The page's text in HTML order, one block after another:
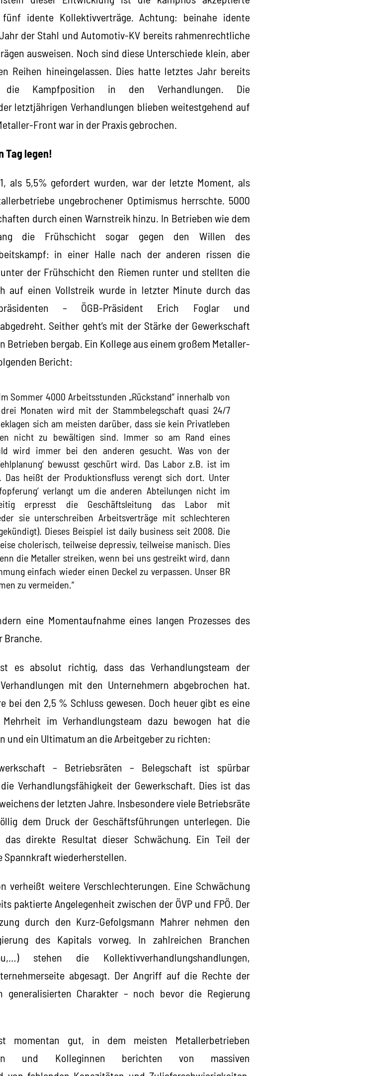
idente Kollektivverträge. Achtung: beinahe idente
der Stahl und Automotiv-KV bereits rahmenrechtliche
ausweisen. Noch sind diese Unterschiede klein, aber
Reihen hineingelassen. Dies hatte letztes Jahr bereits
die Kampfposition in den Verhandlungen. Die
letztjährigen Verhandlungen blieben weitestgehend auf
Front war in der Praxis gebrochen.
Tag legen!
als 5,5% gefordert wurden, war der letzte Moment, als
ungebrochener Optimismus herrschte. 5000
durch einen Warnstreik hinzu. In Betrieben wie dem
die Frühschicht sogar gegen den Willen des
in einer Halle nach der anderen rissen die
der Frühschicht den Riemen runter und stellten die
auf einen Vollstreik wurde in letzter Minute durch das
– ÖGB-Präsident Erich Foglar und
Seither geht’s mit der Stärke der Gewerkschaft
Betrieben bergab. Ein Kollege aus einem großem Metaller-
Bericht:
Sommer 4000 Arbeitsstunden „Rückstand“ innerhalb von
Monaten wird mit der Stammbelegschaft quasi 24/7
sich am meisten darüber, dass sie kein Privatleben
nicht zu bewältigen sind. Immer so am Rand eines
wird immer bei den anderen gesucht. Was von der
bewusst geschürt wird. Das Labor z.B. ist im
Das heißt der Produktionsfluss verengt sich dort. Unter
verlangt um die anderen Abteilungen nicht im
erpresst die Geschäftsleitung das Labor mit
sie unterschreiben Arbeitsverträge mit schlechteren
Dieses Beispiel ist daily business seit 2008. Die
cholerisch, teilweise depressiv, teilweise manisch. Dies
die Metaller streiken, wenn bei uns gestreikt wird, dann
einfach wieder einen Deckel zu verpassen. Unser BR
zu vermeiden.“
eine Momentaufnahme eines langen Prozesses des
Branche.
es absolut richtig, dass das Verhandlungsteam der
mit den Unternehmern abgebrochen hat.
bei den 2,5 % Schluss gewesen. Doch heuer gibt es eine
im Verhandlungsteam dazu bewogen hat die
und ein Ultimatum an die Arbeitgeber zu richten:
– Betriebsräten – Belegschaft ist spürbar
Verhandlungsfähigkeit der Gewerkschaft. Dies ist das
der letzten Jahre. Insbesondere viele Betriebsräte
dem Druck der Geschäftsführungen unterlegen. Die
das direkte Resultat dieser Schwächung. Ein Teil der
wiederherstellen.
verheißt weitere Verschlechterungen. Eine Schwächung
paktierte Angelegenheit zwischen der ÖVP und FPÖ. Der
durch den Kurz-Gefolgsmann Mahrer nehmen den
des Kapitals vorweg. In zahlreichen Branchen
stehen die Kollektivverhandlungshandlungen,
abgesagt. Der Angriff auf die Rechte der
generalisierten Charakter – noch bevor die Regierung
momentan gut, in dem meisten Metallerbetrieben
und Kolleginnen berichten von massiven